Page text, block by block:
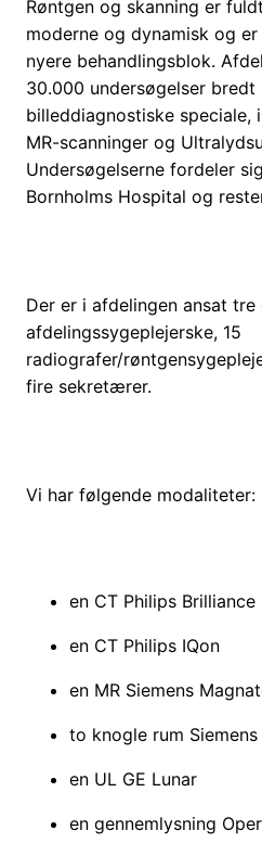
Røntgen og skanning er
moderne og dynamisk og
nyere behandlingsblok.
30.000 undersøgelser
billeddiagnostiske speciale,
MR-scanninger og
Undersøgelserne fordeler
Bornholms Hospital og
Der er i afdelingen ansat
afdelingssygeplejerske, 15
radiografer/
fire sekretærer.
Vi har følgende modaliteter:
en CT Philips Brilliance
en CT Philips IQon
en MR Siemens
to knogle rum Siemens
en UL GE Lunar
en gennemlysning